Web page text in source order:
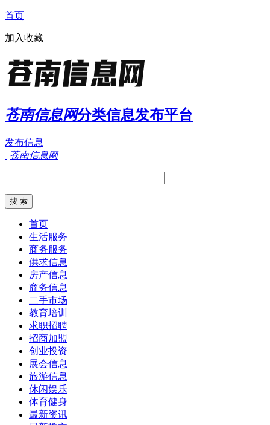
首页
加入收藏
苍南信息网分类信息发布平台
发布信息
苍南信息网
首页
生活服务
商务服务
供求信息
房产信息
商务信息
二手市场
教育培训
求职招聘
招商加盟
创业投资
展会信息
旅游信息
休闲娱乐
体育健身
最新资讯